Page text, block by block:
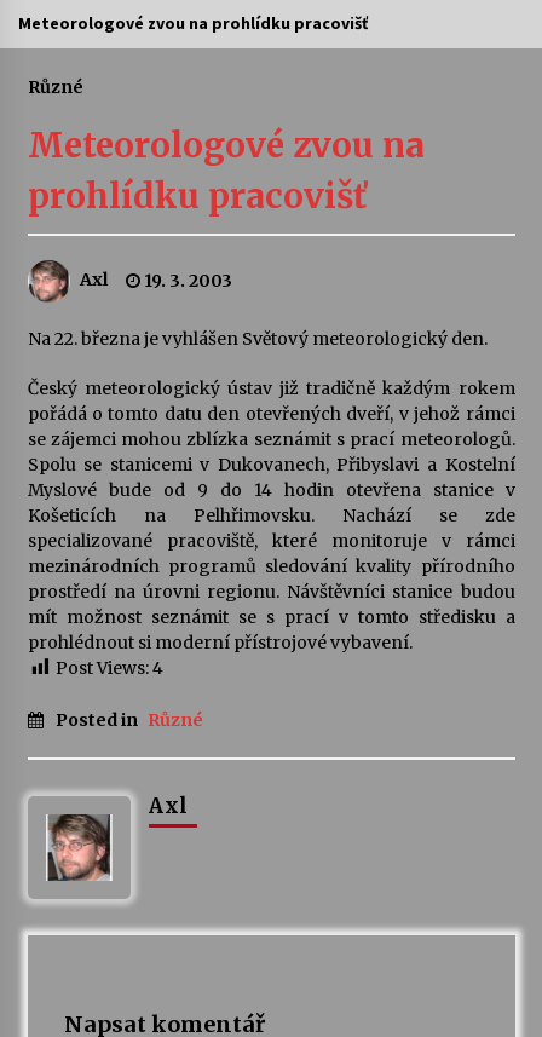
Letní koncerty ve Stromovce: Ars Camerata a
Sukuba Ensemble
4. 8. 2026
Vernisáž výstavy Josefíny Duškové: Stávám se
30. 7. 2026
Veselí muzikanti
30. 7. 2026
Pozvánka na integrační festival Quijotova
šedesátka: 28. 7.–1. 8. 2026
28. 7. 2026
Letní koncerty ve Stromovce: Kolchoz a
Jenakaši
28. 7. 2026
Votavžatský ploty
Letní koncerty ve Stromovce: Rufus Miller
Meteorologové zvou na prohlídku pracovišť
Různé
Meteorologové zvou na
prohlídku pracovišť
Axl 19. 3. 2003
Na 22. března je vyhlášen Světový meteorologický den.
Český meteorologický ústav již tradičně každým rokem
pořádá o tomto datu den otevřených dveří, v jehož rámci
se zájemci mohou zblízka seznámit s prací meteorologů.
Spolu se stanicemi v Dukovanech, Přibyslavi a Kostelní
Myslové bude od 9 do 14 hodin otevřena stanice v
Košeticích na Pelhřimovsku. Nachází se zde
specializované pracoviště, které monitoruje v rámci
mezinárodních programů sledování kvality přírodního
prostředí na úrovni regionu. Návštěvníci stanice budou
mít možnost seznámit se s prací v tomto středisku a
prohlédnout si moderní přístrojové vybavení.
Post Views:4
Posted in Různé
Axl
Napsat komentář